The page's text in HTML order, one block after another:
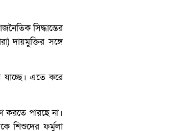
সিদ্ধান্তের
দায়মুক্তির সঙ্গে
যাচ্ছে। এতে করে
করতে পারছে না।
শিশুদের ফর্মুলা